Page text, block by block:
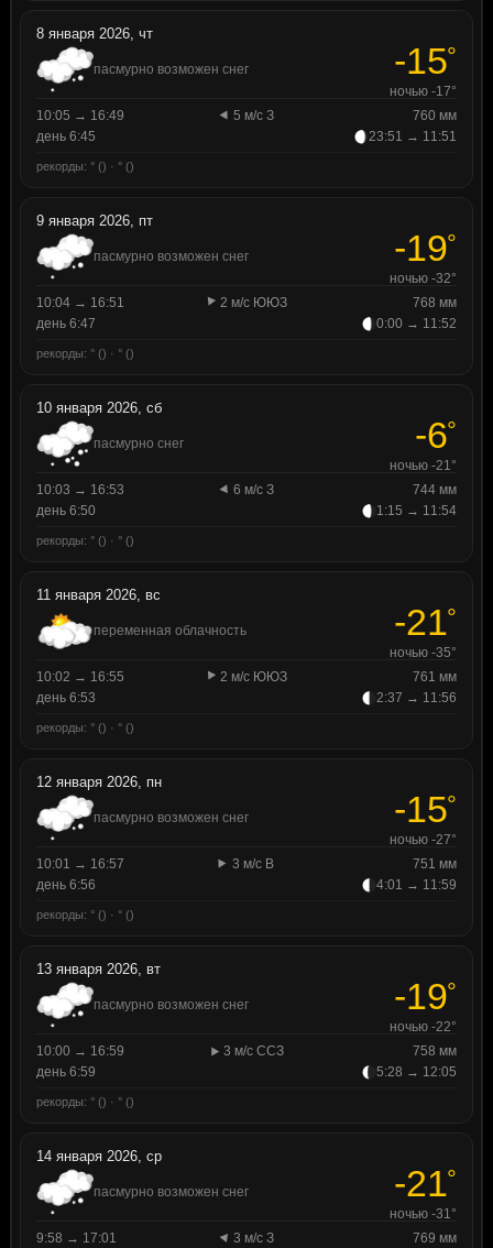
8 января 2026, чт
пасмурно возможен снег -15°
ночью -17°
10:05 → 16:49
5 м/с З
760 мм
день 6:45
23:51 → 11:51
рекорды: ° () · ° ()
9 января 2026, пт
пасмурно возможен снег -19°
ночью -32°
10:04 → 16:51
2 м/с ЮЮЗ
768 мм
день 6:47
0:00 → 11:52
рекорды: ° () · ° ()
10 января 2026, сб
пасмурно снег -6°
ночью -21°
10:03 → 16:53
6 м/с З
744 мм
день 6:50
1:15 → 11:54
рекорды: ° () · ° ()
11 января 2026, вс
переменная облачность -21°
ночью -35°
10:02 → 16:55
2 м/с ЮЮЗ
761 мм
день 6:53
2:37 → 11:56
рекорды: ° () · ° ()
12 января 2026, пн
пасмурно возможен снег -15°
ночью -27°
10:01 → 16:57
3 м/с В
751 мм
день 6:56
4:01 → 11:59
рекорды: ° () · ° ()
13 января 2026, вт
пасмурно возможен снег -19°
ночью -22°
10:00 → 16:59
3 м/с ССЗ
758 мм
день 6:59
5:28 → 12:05
рекорды: ° () · ° ()
14 января 2026, ср
пасмурно возможен снег -21°
ночью -31°
9:58 → 17:01
3 м/с З
769 мм